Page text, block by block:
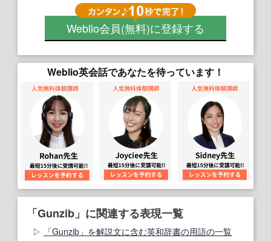
Weblio会員(無料)に登録する
Weblio英会話であなたを待っています！
「Gunzib」に関連する表現一覧
「Gunzib」を解説文に含む英和辞書の用語の一覧